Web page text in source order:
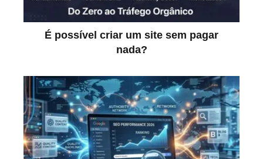
É possível criar um site sem pagar
nada?